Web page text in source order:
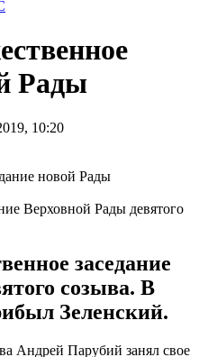
Рады
10:20
Верховной Рады девятого
заседание
созыва. В
Зеленский.
Андрей Парубий занял свое